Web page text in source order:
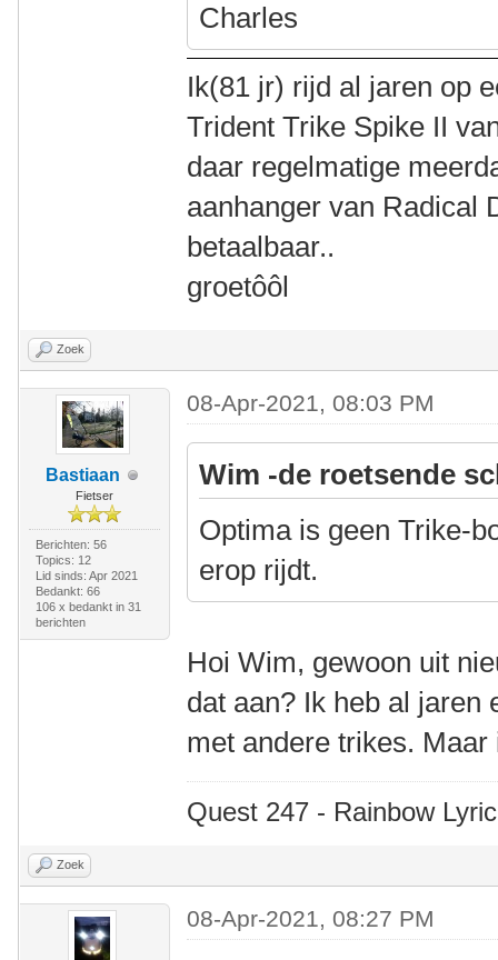
Charles
Ik(81 jr) rijd al jaren op
Trident Trike Spike II
daar regelmatige
aanhanger van Radical
betaalbaar..
groetôôl
Zoek
Bastiaan
Fietser
Berichten: 56
Topics: 12
Lid sinds: Apr 2021
Bedankt: 66
106 x bedankt in 31
berichten
08-Apr-2021, 08:03 PM
Wim -de roetsende
Optima is geen Trike-
erop rijdt.
Hoi Wim, gewoon uit
dat aan? Ik heb al jaren
met andere trikes.
Quest 247 - Rainbow
Zoek
08-Apr-2021, 08:27 PM